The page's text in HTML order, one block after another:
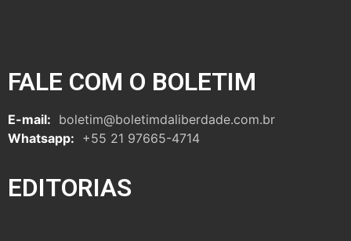
FALE COM O BOLETIM
E-mail: boletim@boletimdaliberdade.com.br
Whatsapp: +55 21 97665-4714
EDITORIAS